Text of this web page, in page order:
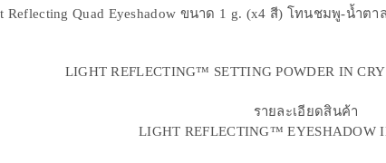
Reflecting Quad Eyeshadow ขนาด 1 g. (x4 สี) โทนชมพู-น้ำต
LIGHT REFLECTING™ SETTING POWDER IN
LIGHT REFLECTING™ EYESHADOW